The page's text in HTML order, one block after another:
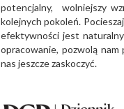
potencjalny, wolniejszy
kolejnych pokoleń.
efektywności jest
opracowanie, pozwolą nam
nas jeszcze zaskoczyć.